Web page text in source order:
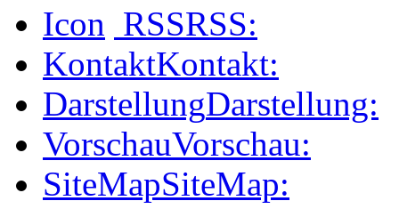
RSSRSS:
KontaktKontakt:
DarstellungDarstellung:
VorschauVorschau:
SiteMapSiteMap: